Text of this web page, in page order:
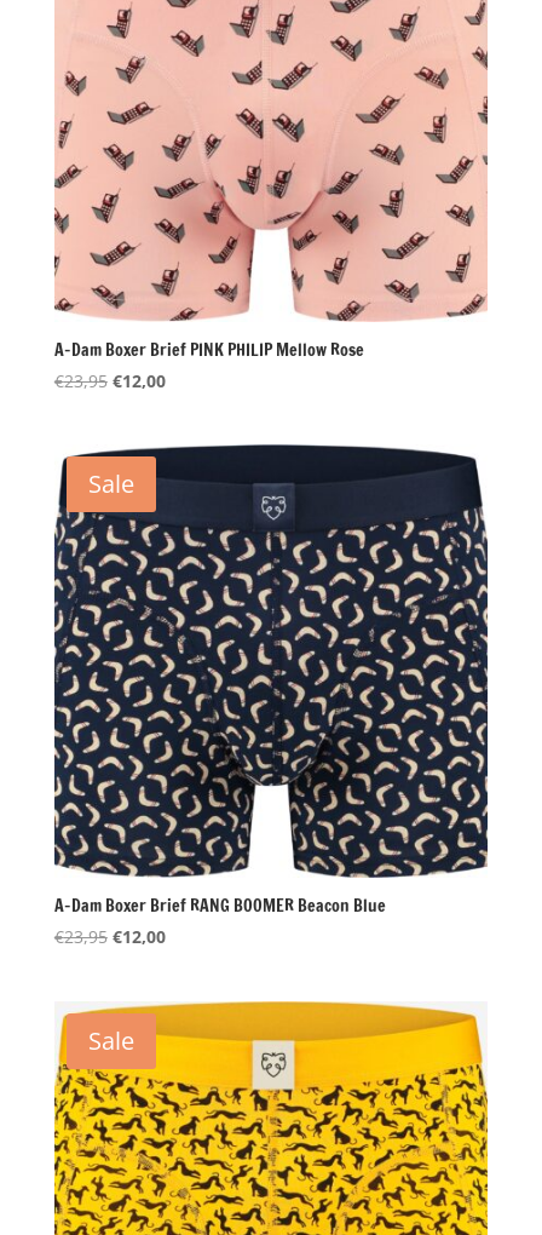
A-Dam Boxer Brief PINK PHILIP Mellow Rose
€23,95 Oorspronkelijke
€23,95.
€12,00Huidige
Sale
A-Dam Boxer Brief RANG BOOMER Beacon Blue
€23,95 Oorspronkelijke
€23,95.
€12,00Huidige
Sale